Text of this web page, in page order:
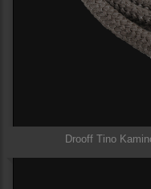
Drooff Tino